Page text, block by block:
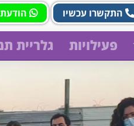
התקשרו עכשיו
פעילויות גלריית